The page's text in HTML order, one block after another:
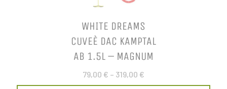
WHITE DREAMS
CUVEÈ DAC KAMPTAL
AB 1.5L – MAGNUM
79,00 € – 319,00 €